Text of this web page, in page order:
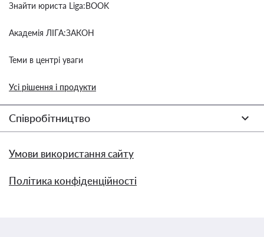
Знайти юриста Liga:BOOK
Академія ЛІГА:ЗАКОН
Теми в центрі уваги
Усі рішення і продукти
Співробітництво
Умови використання сайту
Політика конфіденційності